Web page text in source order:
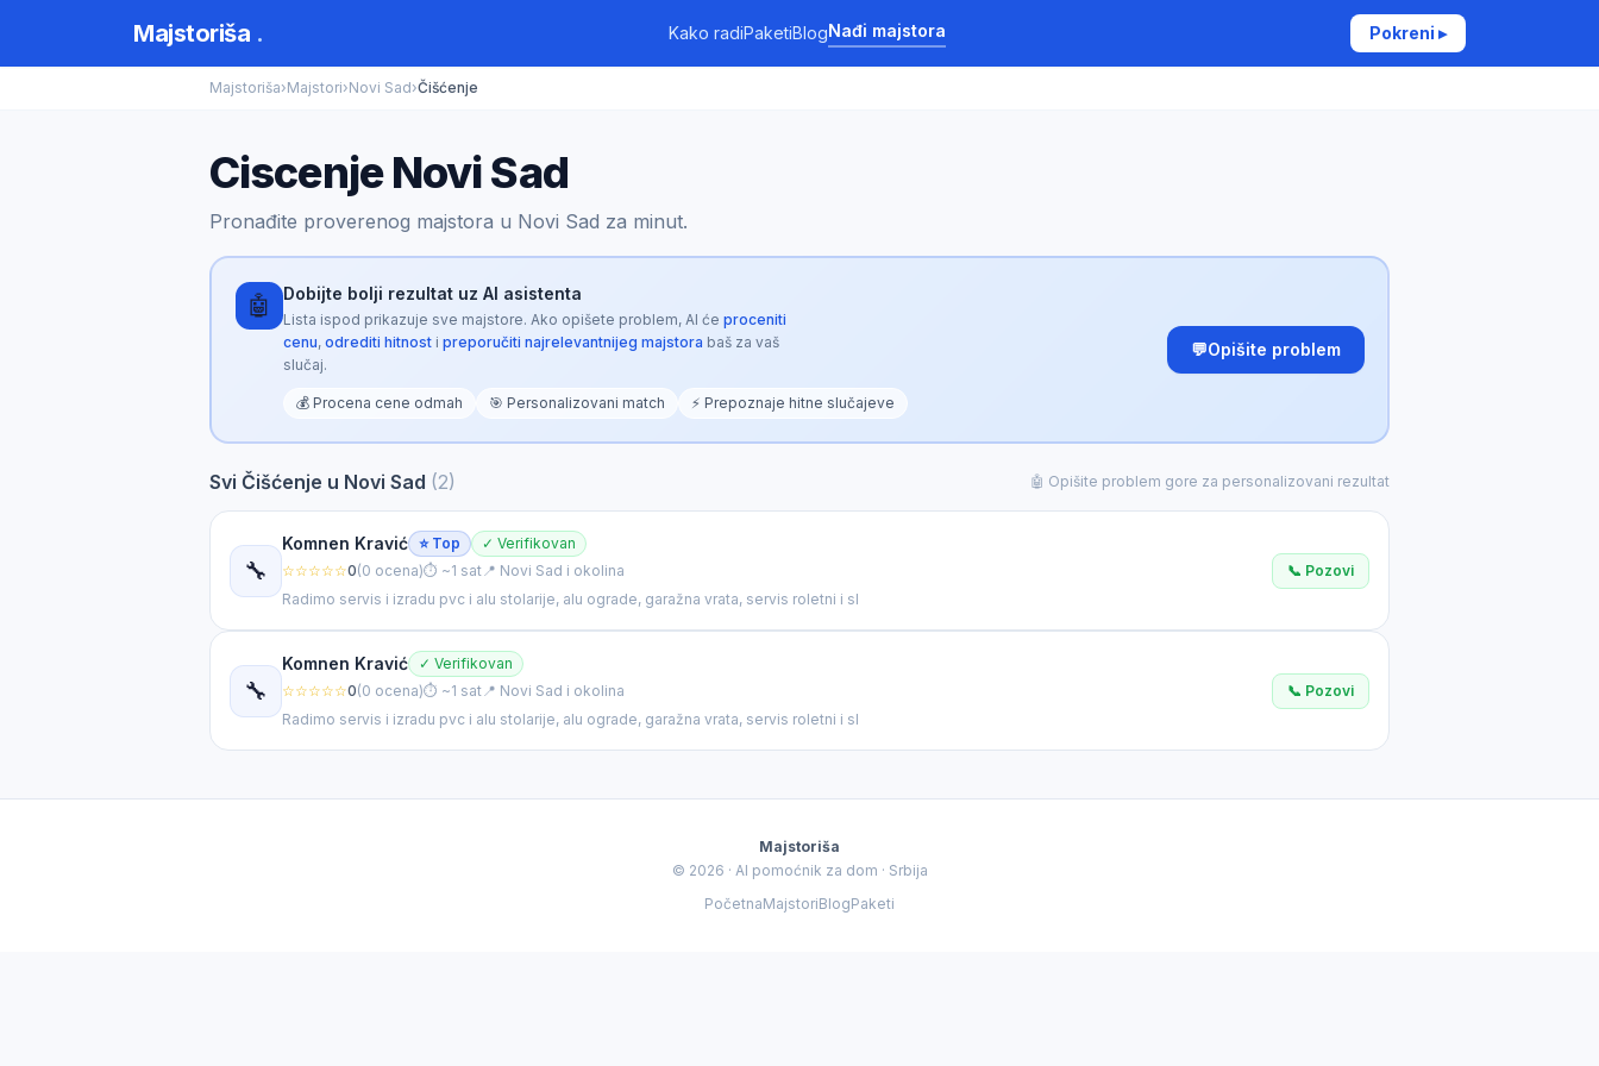
Majstoriša . Kako radiPaketiBlogNađi majstora Pokreni ▸
Majstoriša›Majstori›Novi Sad›Čišćenje
Ciscenje Novi Sad
Pronađite proverenog majstora u Novi Sad za minut.
🤖 Dobijte bolji rezultat uz AI asistenta
Lista ispod prikazuje sve majstore. Ako opišete problem, AI će proceniti
cenu, odrediti hitnosti preporučiti najrelevantnijeg majstora baš za vaš
slučaj.
💰 Procena cene odmah 🎯 Personalizovani match ⚡ Prepoznaje hitne slučajeve
💬Opišite problem
Opisite problem za personalizovani rezultat
Čišćenje u
Svi Čišćenje u Novi Sad (2) 🤖 Opišite problem gore za personalizovani rezultat
🔧
Komnen Kravić ⭐ Top
✓ Verifikovan
☆☆☆☆☆0(0 ocena)⏱ ~1 sat📍 Novi Sad i okolina
Radimo servis i izradu pvc i alu stolarije, alu ograde, garažna vrata, servis roletni i sl
📞 Pozovi
🔧
Komnen Kravić
✓ Verifikovan
☆☆☆☆☆0(0 ocena)⏱ ~1 sat📍 Novi Sad i okolina
Radimo servis i izradu pvc i alu stolarije, alu ograde, garažna vrata, servis roletni i sl
📞 Pozovi
Majstoriša
© 2026 · AI pomoćnik za dom · Srbija
PočetnaMajstoriBlogPaketi